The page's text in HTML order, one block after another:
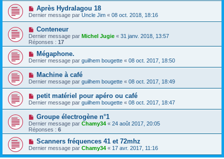
Après Hydralagou 18
Dernier message par Uncle Jim « 08 oct. 2018, 18:16
Conteneur
Dernier message par Michel Jugie « 31 janv. 2018, 13:57
Réponses : 17
Mégaphone.
Dernier message par guilhem bougette « 08 oct. 2017, 18:50
Machine à café
Dernier message par guilhem bougette « 08 oct. 2017, 18:49
petit matériel pour apéro ou café
Dernier message par guilhem bougette « 08 oct. 2017, 18:47
Groupe électrogène n°1
Dernier message par Chamy34 « 24 août 2017, 20:05
Réponses : 6
Scanners fréquences 41 et 72mhz
Dernier message par Chamy34 « 17 avr. 2017, 11:16